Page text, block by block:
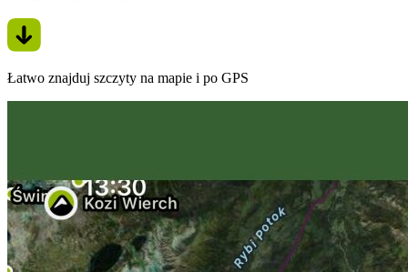
Łatwo znajduj szczyty na mapie i po GPS